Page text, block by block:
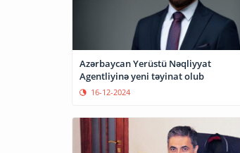
Azərbaycan Yerüstü Nəqliyyat
Agentliyinə yeni təyinat olub
16-12-2024